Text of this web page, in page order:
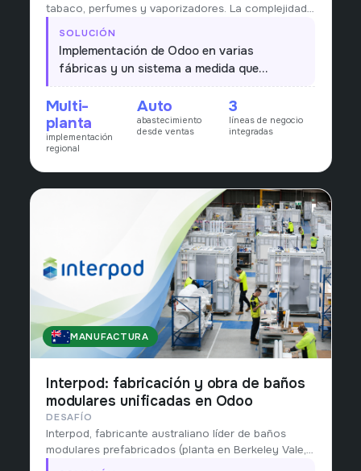
tabaco, perfumes y vaporizadores. La complejidad
de abastecer múltiples fábricas hacía inviable
planificar a mano.
SOLUCIÓN
Implementación de Odoo en varias
fábricas y un sistema a medida que
dispara el abastecimiento a partir de las
ventas, alineando producción y compras al
pull real del mercado.
Multi-
planta
implementación
regional
Auto
abastecimiento
desde ventas
3
líneas de negocio
integradas
AUSTRALIA
MANUFACTURA
Interpod: fabricación y obra de baños
modulares unificadas en Odoo
DESAFÍO
Interpod, fabricante australiano líder de baños
modulares prefabricados (planta en Berkeley Vale,
NSW), con 33.000+ unidades entregadas en